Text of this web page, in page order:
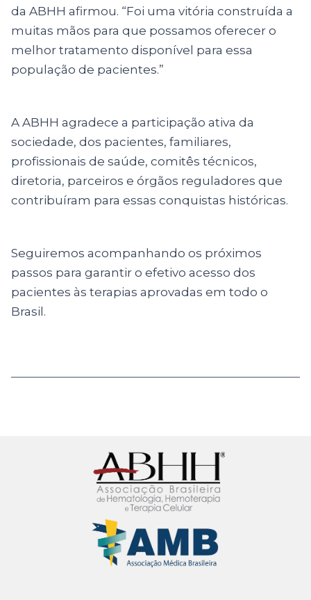
da ABHH afirmou. “Foi uma vitória construída a
muitas mãos para que possamos oferecer o
melhor tratamento disponível para essa
população de pacientes.”
A ABHH agradece a participação ativa da
sociedade, dos pacientes, familiares,
profissionais de saúde, comitês técnicos,
diretoria, parceiros e órgãos reguladores que
contribuíram para essas conquistas históricas.
Seguiremos acompanhando os próximos
passos para garantir o efetivo acesso dos
pacientes às terapias aprovadas em todo o
Brasil.